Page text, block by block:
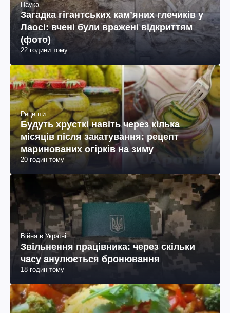
Наука
Загадка гігантських камʼяних глечиків у
Лаосі: вчені були вражені відкриттям
(фото)
22 години тому
Рецепти
Будуть хрусткі навіть через кілька
місяців після закатування: рецепт
маринованих огірків на зиму
20 годин тому
Війна в Україні
Звільнення працівника: через скільки
часу анулюється бронювання
18 годин тому